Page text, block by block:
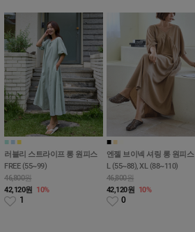
■ ■ ■
러블리 스트라이프 롱 원피스
FREE (55~99)
46,800원
42,120원 10%
1
■ ■
엔젤 브이넥 셔링 롱 원피스
L (55~88), XL (88~110)
46,800원
42,120원 10%
0